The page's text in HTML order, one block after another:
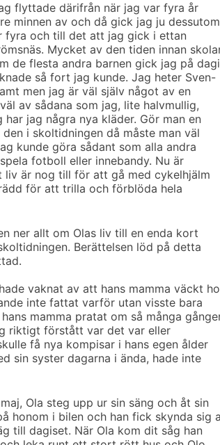
flyttade därifrån när jag var fyra år
minnen av och då gick jag ju dessutom
fyra och till det att jag gick i ettan
Mycket av den tiden innan
de flesta andra barnen gick jag på
så fort jag kunde. Jag heter Sven-
men jag är väl själv något av en
av sådana som jag, lite halvmullig,
jag några nya kläder. Gör man en
i skoltidningen då måste man väl
kunde göra sådant som alla andra
fotboll eller innebandy. Nu är
är nog till för att gå med cykelhjälm
för att trilla och förblöda hela
ner allt om Olas liv till en enda kort
Berättelsen löd på detta
vaknat av att hans mamma väckt
inte fattat varför utan visste bara
mamma pratat om så många
riktigt förstått var det var eller
få nya kompisar i hans egen ålder
sin syster dagarna i ända, hade inte
Ola steg upp ur sin säng och åt sin
honom i bilen och han fick skynda sig
till dagiset. När Ola kom dit såg han